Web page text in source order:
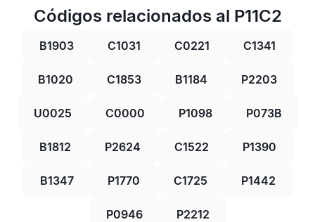
Códigos relacionados al P11C2
B1903 C1031 C0221 C1341
B1020 C1853 B1184 P2203
U0025 C0000 P1098 P073B
B1812 P2624 C1522 P1390
B1347 P1770 C1725 P1442
P0946 P2212